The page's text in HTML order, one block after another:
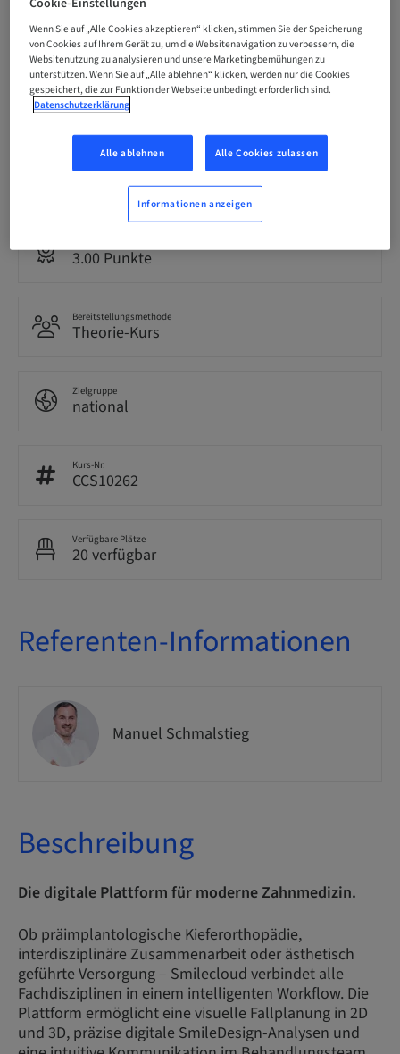
01. Okt. 2026 (UTC+1)
Preis pro Teilnehmer (es gelten lokale Steuern)
EUR 29.00
Sprache
3.00 Punkte
Bereitstellungsmethode
Theorie-Kurs
Zielgruppe
national
Kurs-Nr.
CCS10262
Verfügbare Plätze
20 verfügbar
Referenten-Informationen
Manuel Schmalstieg
Beschreibung
Die digitale Plattform für moderne Zahnmedizin.
Ob präimplantologische Kieferorthopädie,
interdisziplinäre Zusammenarbeit oder ästhetisch
geführte Versorgung – Smilecloud verbindet alle
Fachdisziplinen in einem intelligenten Workflow. Die
Plattform ermöglicht eine visuelle Fallplanung in 2D
und 3D, präzise digitale SmileDesign-Analysen und
Cookie-Einstellungen
Wenn Sie auf „Alle Cookies akzeptieren“ klicken, stimmen Sie der Speicherung
von Cookies auf Ihrem Gerät zu, um die Websitenavigation zu verbessern, die
Websitenutzung zu analysieren und unsere Marketingbemühungen zu
unterstützen. Wenn Sie auf „Alle ablehnen“ klicken, werden nur die Cookies
gespeichert, die zur Funktion der Webseite unbedingt erforderlich sind.
Datenschutzerklärung
Alle ablehnen Alle Cookies zulassen
Informationen anzeigen